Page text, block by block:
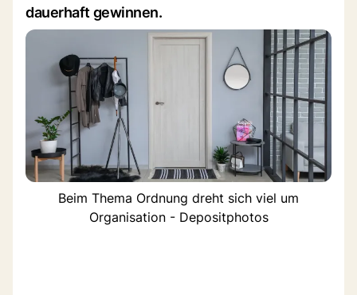
dauerhaft gewinnen.
Beim Thema Ordnung dreht sich viel um
Organisation - Depositphotos